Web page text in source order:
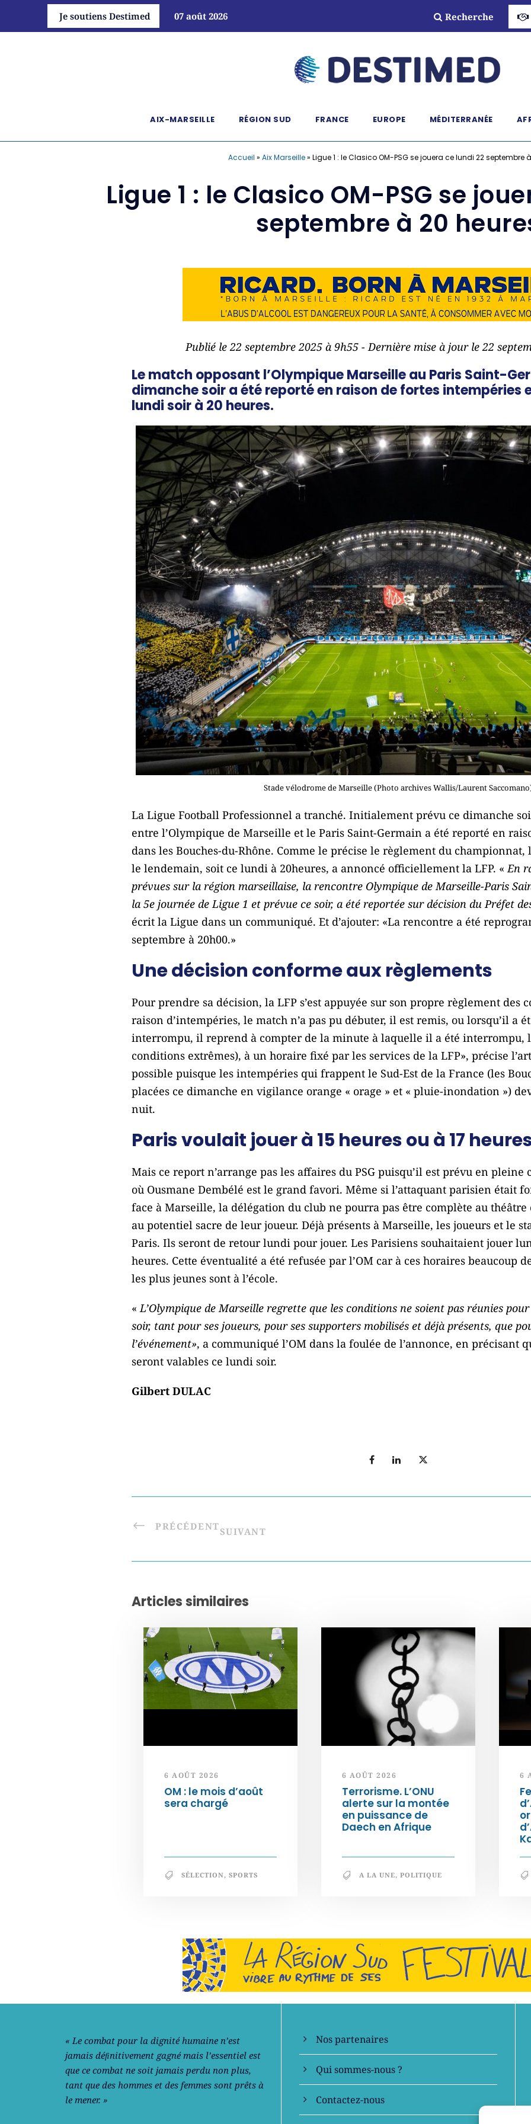
Je soutiens Destimed 07 août 2026 Recherche
AIX-MARSEILLE RÉGION SUD FRANCE EUROPE MÉDITERRANÉE
Accueil » Aix Marseille» Ligue 1 : le Clasico OM-PSG se jouera ce lundi 22 septembre
Ligue 1 : le Clasico OM-PSG se
septembre à 20
Publié le 22 septembre 2025 à 9h55 - Dernière mise à jour le 22
Le match opposant l’Olympique Marseille au Paris Saint-
dimanche soir a été reporté en raison de fortes intempéries
lundi soir à 20 heures.
Stade vélodrome de Marseille (Photo archives Wallis/Laurent
La Ligue Football Professionnel a tranché. Initialement prévu ce dimanche
entre l’Olympique de Marseille et le Paris Saint-Germain a été reporté en
dans les Bouches-du-Rhône. Comme le précise le règlement du championnat,
le lendemain, soit ce lundi à 20heures, a annoncé officiellement la LFP. « En
prévues sur la région marseillaise, la rencontre Olympique de Marseille-Paris
la 5e journée de Ligue 1 et prévue ce soir, a été reportée sur décision du Préfet
écrit la Ligue dans un communiqué. Et d’ajouter: «La rencontre a été
septembre à 20h00.»
Une décision conforme aux règlements
Pour prendre sa décision, la LFP s’est appuyée sur son propre règlement des
raison d’intempéries, le match n’a pas pu débuter, il est remis, ou lorsqu’il a
interrompu, il reprend à compter de la minute à laquelle il a été interrompu,
conditions extrêmes), à un horaire fixé par les services de la LFP», précise
possible puisque les intempéries qui frappent le Sud-Est de la France (les
placées ce dimanche en vigilance orange « orage » et « pluie-inondation »)
nuit.
Paris voulait jouer à 15 heures ou à 17
Mais ce report n’arrange pas les affaires du PSG puisqu’il est prévu en pleine
où Ousmane Dembélé est le grand favori. Même si l’attaquant parisien était
face à Marseille, la délégation du club ne pourra pas être complète au théâtre
au potentiel sacre de leur joueur. Déjà présents à Marseille, les joueurs et le
Paris. Ils seront de retour lundi pour jouer. Les Parisiens souhaitaient jouer
heures. Cette éventualité a été refusée par l’OM car à ces horaires beaucoup
les plus jeunes sont à l’école.
« L’Olympique de Marseille regrette que les conditions ne soient pas réunies
soir, tant pour ses joueurs, pour ses supporters mobilisés et déjà présents, que
l’événement», a communiqué l’OM dans la foulée de l’annonce, en précisant
seront valables ce lundi soir.
Gilbert DULAC
PRÉCÉDENTSUIVANT
Articles similaires
6 AOÛT 2026
OM : le mois d’août
sera chargé
SÉLECTION, SPORTS
6 AOÛT 2026
Terrorisme. L’ONU
alerte sur la montée
en puissance de
Daech en Afrique
A LA UNE, POLITIQUE
6
Notre philosophie
« Le combat pour la dignité humaine n’est
jamais déﬁnitivement gagné mais l’essentiel est
que ce combat ne soit jamais perdu non plus,
tant que des hommes et des femmes sont prêts à
le mener. »
En savoir +
Nos partenaires
Qui sommes-nous ?
Contactez-nous